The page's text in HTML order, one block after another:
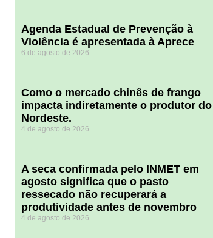
Agenda Estadual de Prevenção à
Violência é apresentada à Aprece
6 de agosto de 2026
​Como o mercado chinês de frango
impacta indiretamente o produtor do
Nordeste.
4 de agosto de 2026
A seca confirmada pelo INMET em
agosto significa que o pasto
ressecado não recuperará a
produtividade antes de novembro
4 de agosto de 2026